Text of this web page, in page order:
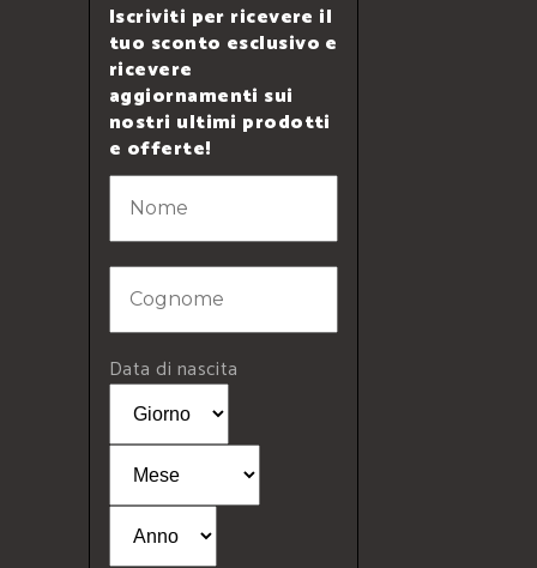
Iscriviti per ricevere il
tuo sconto esclusivo e
ricevere
aggiornamenti sui
nostri ultimi prodotti
e offerte!
Data di nascita